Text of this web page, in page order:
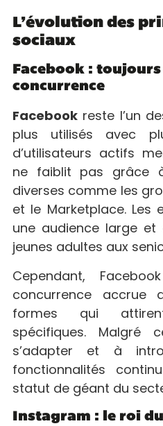
L’évolution des
sociaux
Facebook :
concurrence
Facebook reste l’un
plus utilisés avec
d’utilisateurs actifs
ne faiblit pas grâce
diverses comme les
et le Marketplace. Les
une audience large et
jeunes adultes aux
Cependant,
concurrence accrue
formes qui
spécifiques. Malgré
s’adapter et à
fonctionnalités
statut de géant du
Instagram : le roi